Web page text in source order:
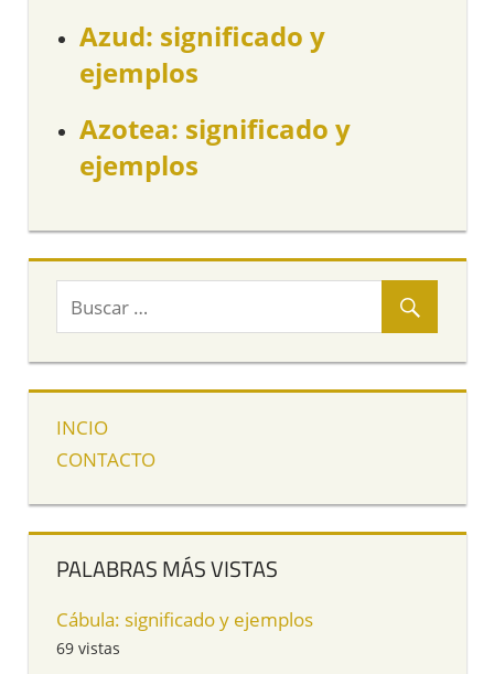
Azud: significado y
ejemplos
Azotea: significado y
ejemplos
INCIO
CONTACTO
PALABRAS MÁS VISTAS
Cábula: significado y ejemplos
69 vistas